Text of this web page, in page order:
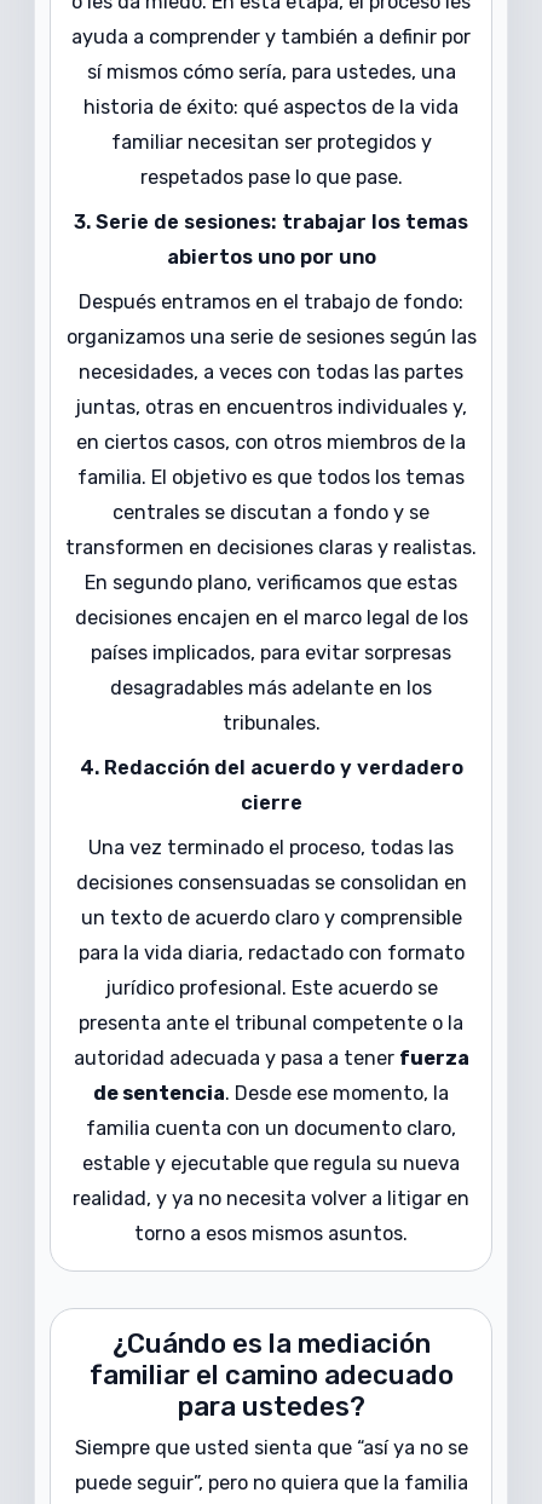
ayuda a comprender y también a definir por
sí mismos cómo sería, para ustedes, una
historia de éxito: qué aspectos de la vida
familiar necesitan ser protegidos y
respetados pase lo que pase.
3. Serie de sesiones: trabajar los temas
abiertos uno por uno
Después entramos en el trabajo de fondo:
organizamos una serie de sesiones según las
necesidades, a veces con todas las partes
juntas, otras en encuentros individuales y,
en ciertos casos, con otros miembros de la
familia. El objetivo es que todos los temas
centrales se discutan a fondo y se
transformen en decisiones claras y realistas.
En segundo plano, verificamos que estas
decisiones encajen en el marco legal de los
países implicados, para evitar sorpresas
desagradables más adelante en los
tribunales.
4. Redacción del acuerdo y verdadero
cierre
Una vez terminado el proceso, todas las
decisiones consensuadas se consolidan en
un texto de acuerdo claro y comprensible
para la vida diaria, redactado con formato
jurídico profesional. Este acuerdo se
presenta ante el tribunal competente o la
autoridad adecuada y pasa a tener fuerza
de sentencia. Desde ese momento, la
familia cuenta con un documento claro,
estable y ejecutable que regula su nueva
realidad, y ya no necesita volver a litigar en
torno a esos mismos asuntos.
¿Cuándo es la mediación
familiar el camino adecuado
para ustedes?
Siempre que usted sienta que “así ya no se
puede seguir”, pero no quiera que la familia